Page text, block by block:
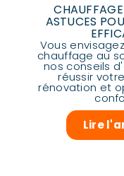
ASTUCES
Vous
chauffage au
nos conseils
réussir
rénovation et
Lire